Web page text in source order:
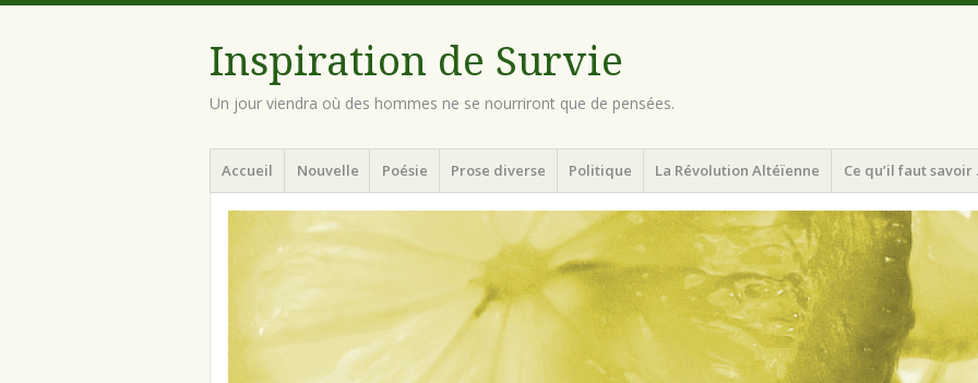
Inspiration de Survie
Un jour viendra où des hommes ne se nourriront que de pensées.
Menu
Aller
au
contenu
principal
Accueil Nouvelle Poésie Prose diverse Politique La Révolution Altéïenne Ce qu’il faut savoir